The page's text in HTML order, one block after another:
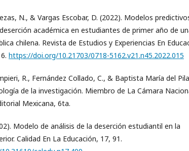
N., & Vargas Escobar, D. (2022). Modelos
académica en estudiantes de primer año de
chilena. Revista de Estudios y Experiencias En
https://doi.org/10.21703/0718-5162.v21.n45.2022.015
R., Fernández Collado, C., & Baptista María del
de la investigación. Miembro de La Cámara
Mexicana, 6ta.
Modelo de análisis de la deserción estudiantil en la
Calidad En La Educación, 17, 91.